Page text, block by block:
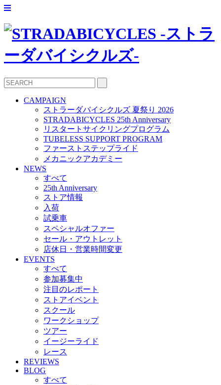
CAMPAIGN
ストラーダバイシクルズ 夏祭り 2026
STRADABICYCLES 25th Anniversary
リスタートサイクリングプログラム
TUBELESS SUPPORT PROGRAM
ファーストステップライド
メカニックアカデミー
NEWS
すべて
25th Anniversary
ストア情報
入荷
試乗車
スペシャルオファー
セール・アウトレット
店休日・営業時間変更
EVENTS
すべて
参加募集中
注目のレポート
ストアイベント
スクール
ワークショップ
ツアー
イージーライド
レース
REVIEWS
BLOG
すべて